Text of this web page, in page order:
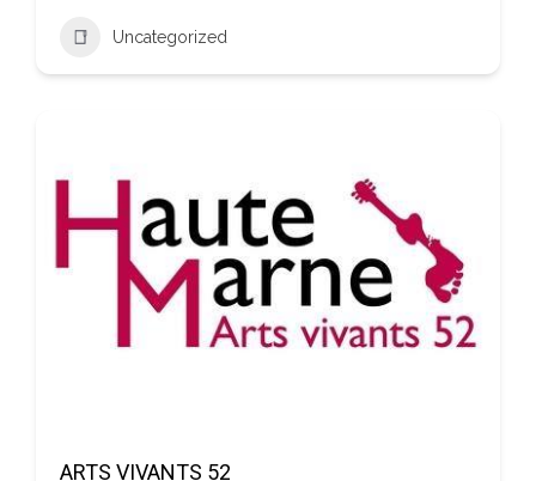
Uncategorized
ARTS VIVANTS 52